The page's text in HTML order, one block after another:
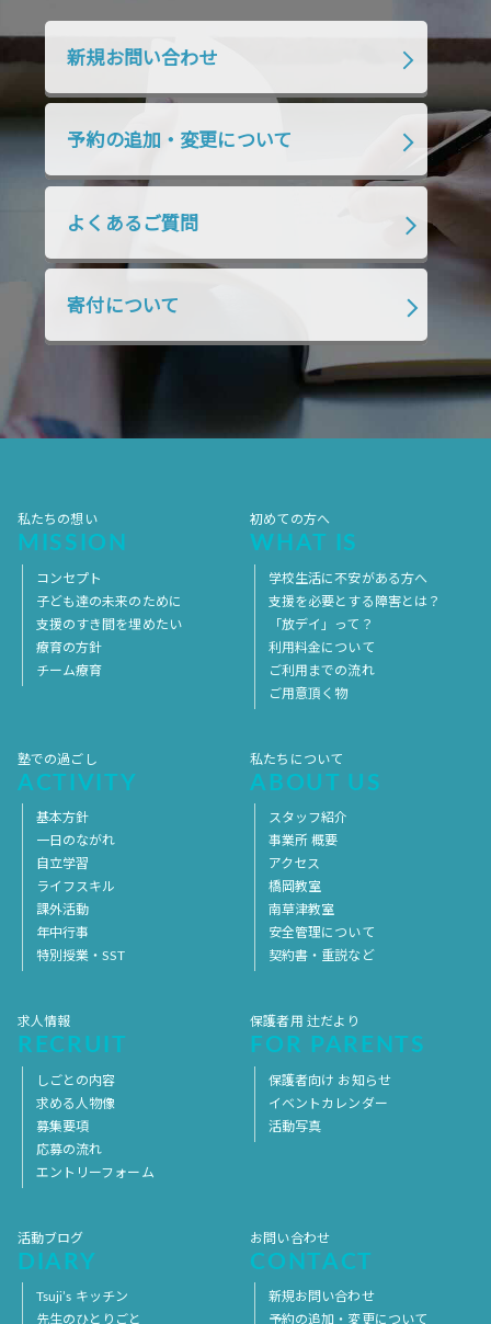
2019年9月
2019年4月
2018年7月 2018年6月
2018年4月 2018年3月 2018年2月
2018年1月 2017年12月
2017年10月 2017年9月 2017年8月
2017年5月
2017年4月
新規お問い合わせ
予約の追加・変更について
よくあるご質問
寄付について
私たちの想い
MISSION
コンセプト
子ども達の未来のために
支援のすき間を埋めたい
療育の方針
チーム療育
初めての方へ
WHAT IS
学校生活に不安がある方へ
支援を必要とする障害とは？
「放デイ」って？
利用料金について
ご利用までの流れ
ご用意頂く物
塾での過ごし
ACTIVITY
基本方針
一日のながれ
自立学習
ライフスキル
課外活動
年中行事
特別授業・SST
私たちについて
ABOUT US
スタッフ紹介
事業所 概要
アクセス
橋岡教室
南草津教室
安全管理について
契約書・重説など
求人情報
RECRUIT
しごとの内容
求める人物像
募集要項
応募の流れ
エントリーフォーム
保護者用 辻だより
FOR PARENTS
保護者向け お知らせ
イベントカレンダー
活動写真
活動ブログ
DIARY
Tsuji’s キッチン
先生のひとりごと
お問い合わせ
CONTACT
新規お問い合わせ
予約の追加・変更について